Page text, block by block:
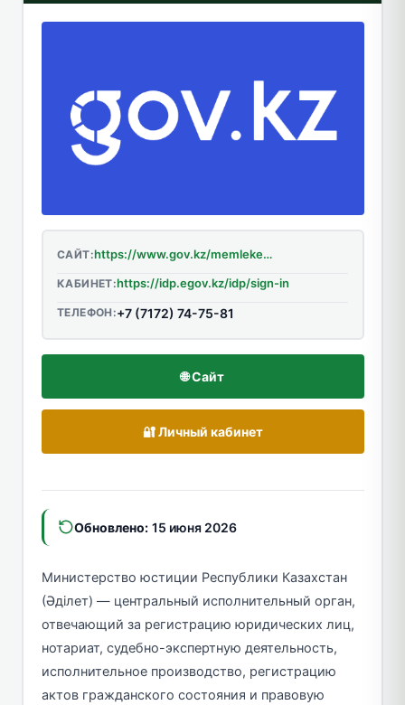
САЙТ: https://www.gov.kz/memleket/entities/adilet?lang=ru
КАБИНЕТ:https://idp.egov.kz/idp/sign-in
ТЕЛЕФОН:+7 (7172) 74-75-81
🌐 Сайт
🔐 Личный кабинет
Обновлено: 15 июня 2026
Министерство юстиции Республики Казахстан
(Әділет) — центральный исполнительный орган,
отвечающий за регистрацию юридических лиц,
нотариат, судебно-экспертную деятельность,
исполнительное производство, регистрацию
актов гражданского состояния и правовую